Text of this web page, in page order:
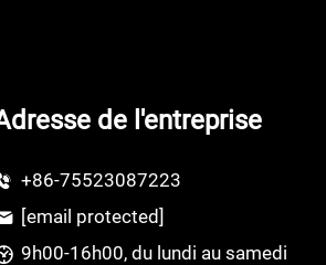
de l'entreprise
+86-75523087223
[email protected]
9h00-16h00, du lundi au samedi